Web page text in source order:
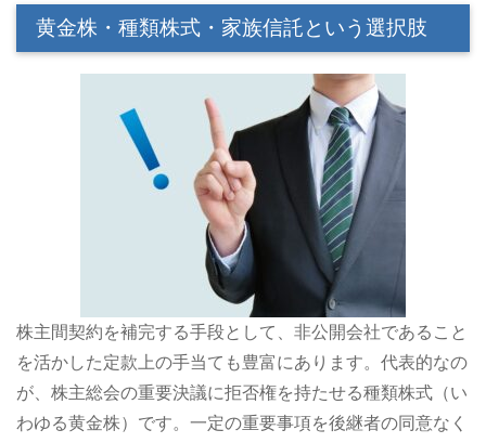
黄金株・種類株式・家族信託という選択肢
株主間契約を補完する手段として、非公開会社であること
を活かした定款上の手当ても豊富にあります。代表的なの
が、株主総会の重要決議に拒否権を持たせる種類株式（い
わゆる黄金株）です。一定の重要事項を後継者の同意なく